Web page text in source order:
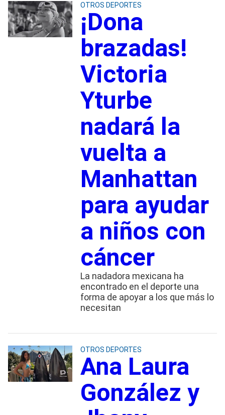
OTROS DEPORTES
¡Dona
brazadas!
Victoria
Yturbe
nadará la
vuelta a
Manhattan
para ayudar
a niños con
cáncer
La nadadora mexicana ha
encontrado en el deporte una
forma de apoyar a los que más lo
necesitan
OTROS DEPORTES
Ana Laura
González y